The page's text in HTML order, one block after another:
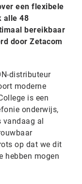
een flexibele
alle 48
bereikbaar
door Zetacom
distributeur
moderne
is een
onderwijs,
vandaag al
op dat we dit
hebben mogen